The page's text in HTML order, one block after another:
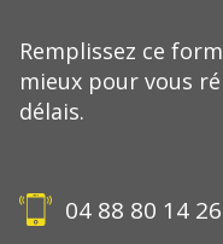
Remplissez ce
mieux pour vous
délais.
04 88 80 14 26